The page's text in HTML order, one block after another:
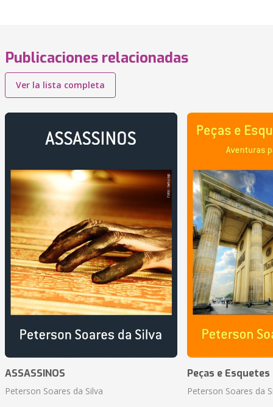
Publicaciones relacionadas
Ver la lista completa
ASSASSINOS
Peterson Soares da Silva
Peças e
Peterson Soares da